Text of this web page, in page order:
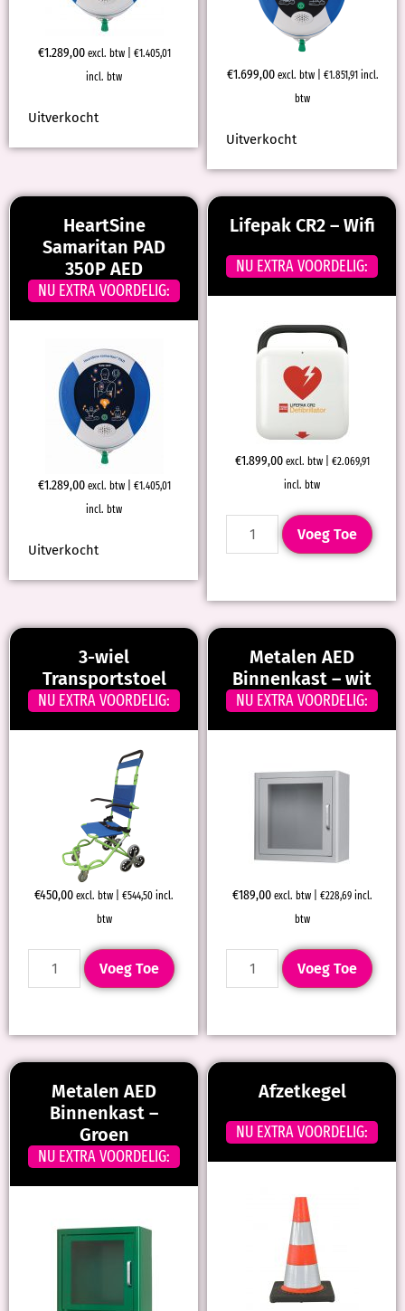
€1.289,00 excl. btw | €1.405,01
incl. btw
Uitverkocht
€1.699,00 excl. btw | €1.851,91incl.
btw
Uitverkocht
HeartSine
Samaritan PAD
350P AED
NU EXTRA VOORDELIG:
€1.289,00 excl. btw | €1.405,01
incl. btw
Uitverkocht
Lifepak CR2 – Wifi
NU EXTRA VOORDELIG:
€1.899,00 excl. btw | €2.069,91
incl. btw
Voeg Toe
3-wiel
Transportstoel
NU EXTRA VOORDELIG:
€450,00 excl. btw | €544,50 incl.
btw
Voeg Toe
Metalen AED
Binnenkast – wit
NU EXTRA VOORDELIG:
€189,00 excl. btw | €228,69incl.
btw
Voeg Toe
Metalen AED
Binnenkast –
Groen
NU EXTRA VOORDELIG:
Afzetkegel
NU EXTRA VOORDELIG: